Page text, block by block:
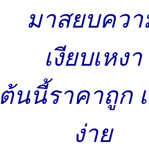
มาสยบคว
เงียบเหงา
ต้นนี้ราคาถูก
ง่า